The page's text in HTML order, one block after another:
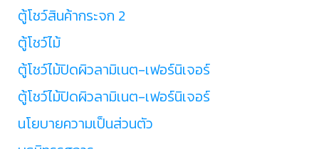
ตู้โชว์สินค้ากระจก 2
ตู้โชว์ไม้
ตู้โชว์ไม้ปิดผิวลามิเนต-เฟอร์นิเจอร์
ตู้โชว์ไม้ปิดผิวลามิเนต-เฟอร์นิเจอร์
นโยบายความเป็นส่วนตัว